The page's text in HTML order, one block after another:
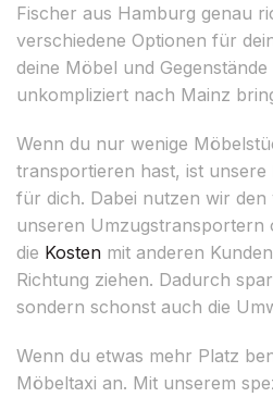
Fischer aus Hamburg genau
verschiedene Optionen für
deine Möbel und
unkompliziert nach Mainz
Wenn du nur wenige
transportieren hast, ist unsere
für dich. Dabei nutzen wir
unseren Umzugstransportern
die Kosten mit anderen
Richtung ziehen. Dadurch
sondern schonst auch die
Wenn du etwas mehr Platz
Möbeltaxi an. Mit unserem